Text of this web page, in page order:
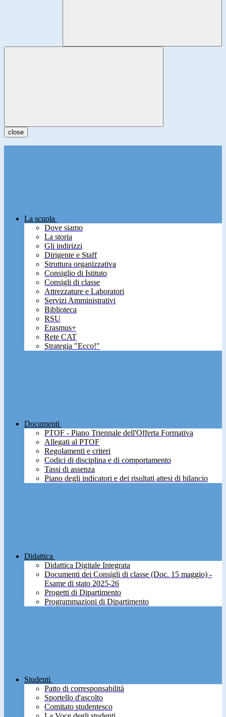
close
La scuola
Dove siamo
La storia
Gli indirizzi
Dirigente e Staff
Struttura organizzativa
Consiglio di Istituto
Consigli di classe
Attrezzature e Laboratori
Servizi Amministrativi
Biblioteca
RSU
Erasmus+
Rete CAT
Strategia "Ecco!"
Documenti
PTOF - Piano Triennale dell'Offerta Formativa
Allegati al PTOF
Regolamenti e criteri
Codici di disciplina e di comportamento
Tassi di assenza
Piano degli indicatori e dei risultati attesi di bilancio
Didattica
Didattica Digitale Integrata
Documenti dei Consigli di classe (Doc. 15 maggio) -
Esame di stato 2025-26
Progetti di Dipartimento
Programmazioni di Dipartimento
Studenti
Patto di corresponsabilità
Sportello d'ascolto
Comitato studentesco